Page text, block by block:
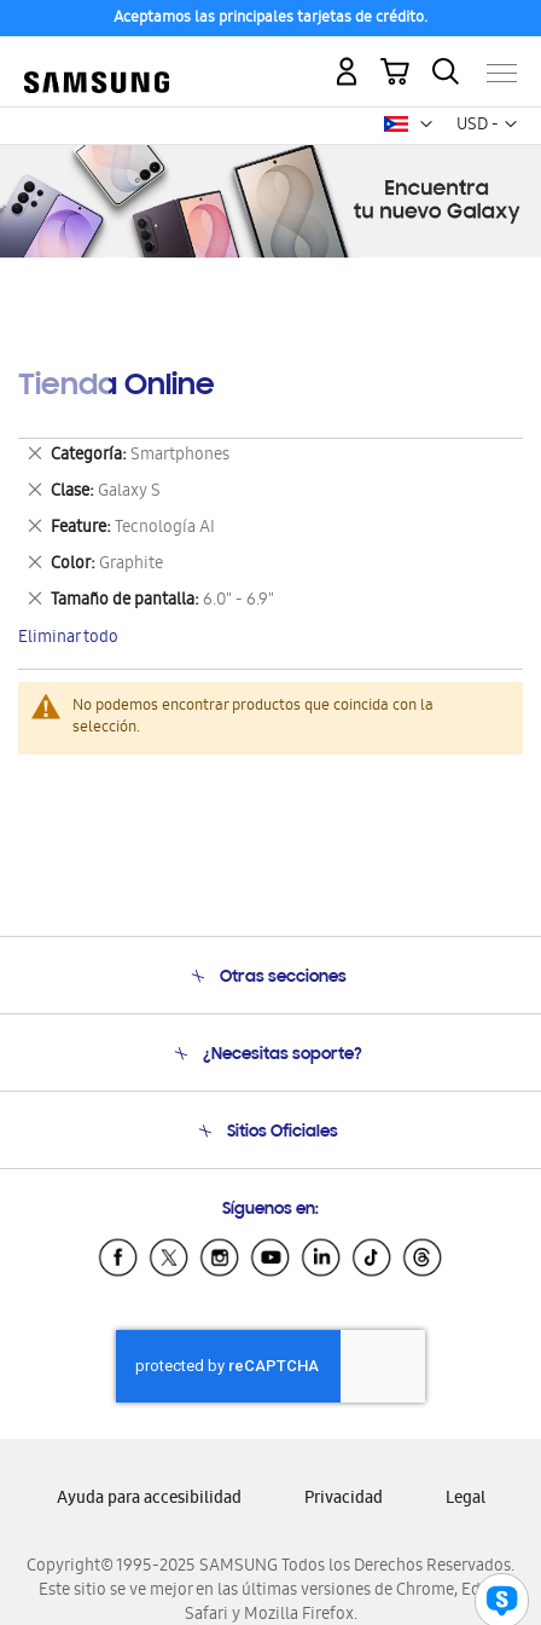
Aceptamos las principales tarjetas de crédito.
USD -
dólar
Mi carrito
Tienda Online
No podemos encontrar productos que coincida con la
selección.
Categoría Smartphones
Eliminar
este
artículo
Clase Galaxy S
Eliminar
este
artículo
Feature Tecnología AI
Eliminar
este
artículo
Color Graphite
Eliminar
este
artículo
Tamaño de pantalla 6.0" - 6.9"
Eliminar
este
artículo
Eliminar todo
Otras secciones
Soporte
Condiciones de Compra
¿Necesitas soporte?
Soporte vía eMail
Sitios Oficiales
Samsung Ecuador
Samsung El Salvador
Samsung Honduras
Samsung Nicaragua
Samsung Panamá
Samsung Venezuela
Síguenos en:
Copyright© 1995-2025 SAMSUNG Todos los Derechos Reservados.
Este sitio se ve mejor en las últimas versiones de Chrome, Edge,
Safari y Mozilla Firefox.
Ayuda para accesibilidad Privacidad Legal